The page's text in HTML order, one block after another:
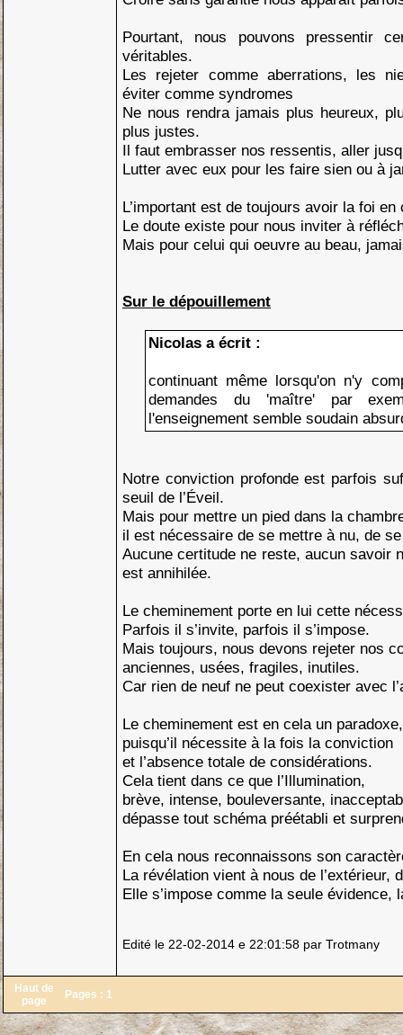
Pourtant, nous pouvons pressentir
véritables.
Les rejeter comme aberrations, les
éviter comme syndromes
Ne nous rendra jamais plus heureux,
plus justes.
Il faut embrasser nos ressentis, aller
Lutter avec eux pour les faire sien ou à
L’important est de toujours avoir la foi en
Le doute existe pour nous inviter à
Mais pour celui qui oeuvre au beau,
Sur le dépouillement
Nicolas a écrit :
continuant même lorsqu'on n'y
demandes du 'maître' par
l'enseignement semble soudain
Notre conviction profonde est parfois
seuil de l’Éveil.
Mais pour mettre un pied dans la
il est nécessaire de se mettre à nu, de
Aucune certitude ne reste, aucun savoir
est annihilée.
Le cheminement porte en lui cette
Parfois il s’invite, parfois il s’impose.
Mais toujours, nous devons rejeter nos
anciennes, usées, fragiles, inutiles.
Car rien de neuf ne peut coexister avec
Le cheminement est en cela un paradoxe,
puisqu’il nécessite à la fois la conviction
et l’absence totale de considérations.
Cela tient dans ce que l’Illumination,
brève, intense, bouleversante,
dépasse tout schéma préétabli et
En cela nous reconnaissons son
La révélation vient à nous de l’extérieur,
Elle s’impose comme la seule évidence,
Edité le 22-02-2014 e 22:01:58 par Trotmany
Haut de
page
Pages : 1